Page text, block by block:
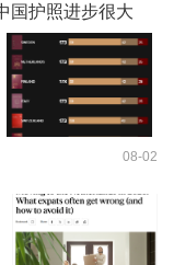
国护照进步很大
08-02